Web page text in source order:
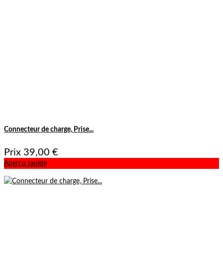
Connecteur de charge, Prise...
Prix 39,00 €
Aperçu rapide